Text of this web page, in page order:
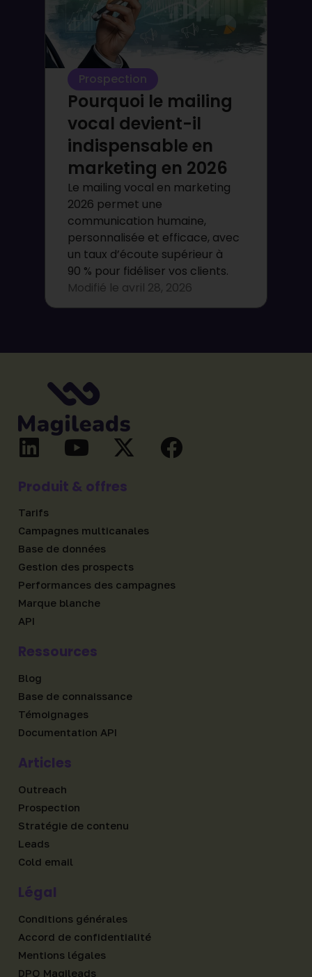
Prospection
Pourquoi le mailing
vocal devient-il
indispensable en
marketing en 2026
Le mailing vocal en marketing
2026 permet une
communication humaine,
personnalisée et efficace, avec
un taux d’écoute supérieur à
90 % pour fidéliser vos clients.
Modifié le avril 28, 2026
Produit & offres
Tarifs
Campagnes multicanales
Base de données
Gestion des prospects
Performances des campagnes
Marque blanche
API
Ressources
Blog
Base de connaissance
Témoignages
Documentation API
Articles
Outreach
Prospection
Stratégie de contenu
Leads
Cold email
Légal
Conditions générales
Accord de confidentialité
Mentions légales
DPO Magileads